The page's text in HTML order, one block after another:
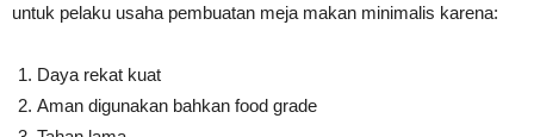
untuk pelaku usaha pembuatan meja makan minimalis karena:
Daya rekat kuat
Aman digunakan bahkan food grade